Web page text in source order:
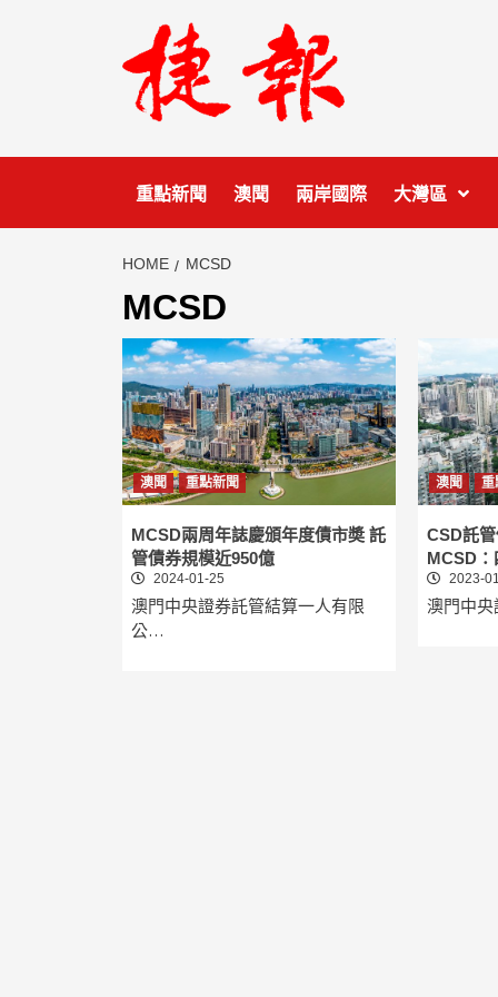
重點新聞 澳聞 兩岸國際 大灣區
HOME MCSD
MCSD
澳聞 重點新聞
MCSD兩周年誌慶頒年度債市奬 託
管債券規模近950億
2024-01-25
澳門中央證券託管結算一人有限
公…
澳聞 重
CSD託
MCSD：
2023-
澳門中